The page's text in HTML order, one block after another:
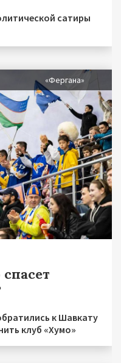
сатиры
«Фергана»
к Шавкату
клуб «Хумо»